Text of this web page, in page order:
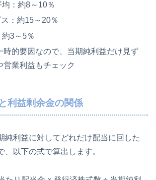
：約8～10％
ス：約15～20％
3～5％
時的要因なので、当期純利益だけ見ず
営業利益もチェック
利益剰余金の関係
純利益に対してどれだけ配当に回した
、以下の式で算出します。